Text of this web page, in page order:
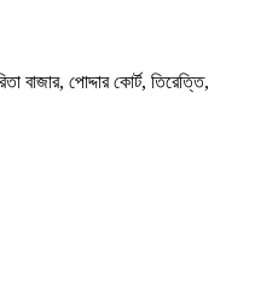
বাজার, পোদ্দার কোর্ট, তিরেত্তি,